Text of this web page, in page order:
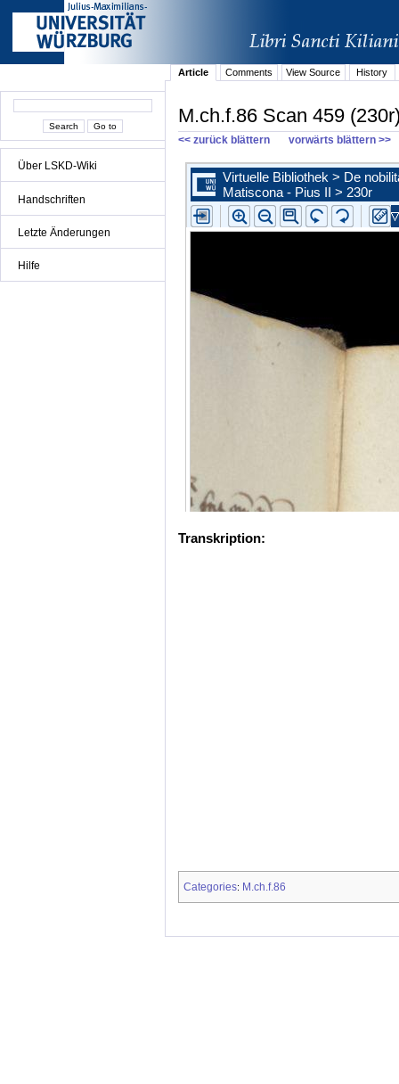
Über LSKD-Wiki
Handschriften
Letzte Änderungen
Hilfe
Article Comments View Source History
M.ch.f.86 Scan 459
<< zurück blättern vorwärts blättern >>
Transkription:
Categories: M.ch.f.86